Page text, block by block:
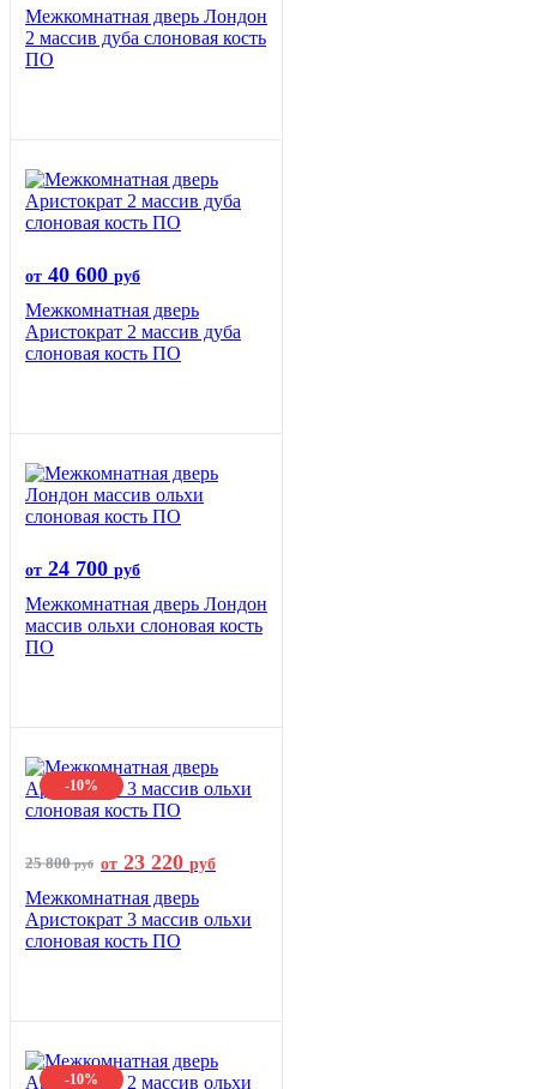
Межкомнатная дверь Лондон
2 массив дуба слоновая кость
ПО
от 40 600 руб
Межкомнатная дверь
Аристократ 2 массив дуба
слоновая кость ПО
от 24 700 руб
Межкомнатная дверь Лондон
массив ольхи слоновая кость
ПО
-10%
25 800руб от 23 220 руб
Межкомнатная дверь
Аристократ 3 массив ольхи
слоновая кость ПО
-10%